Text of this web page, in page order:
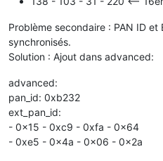
Problème secondaire : PAN ID et
synchronisés.
Solution : Ajout dans advanced:
advanced:
pan_id: 0xb232
ext_pan_id:
- 0x15 - 0xc9 - 0xfa - 0x64
- 0xe5 - 0x4a - 0x06 - 0x2a